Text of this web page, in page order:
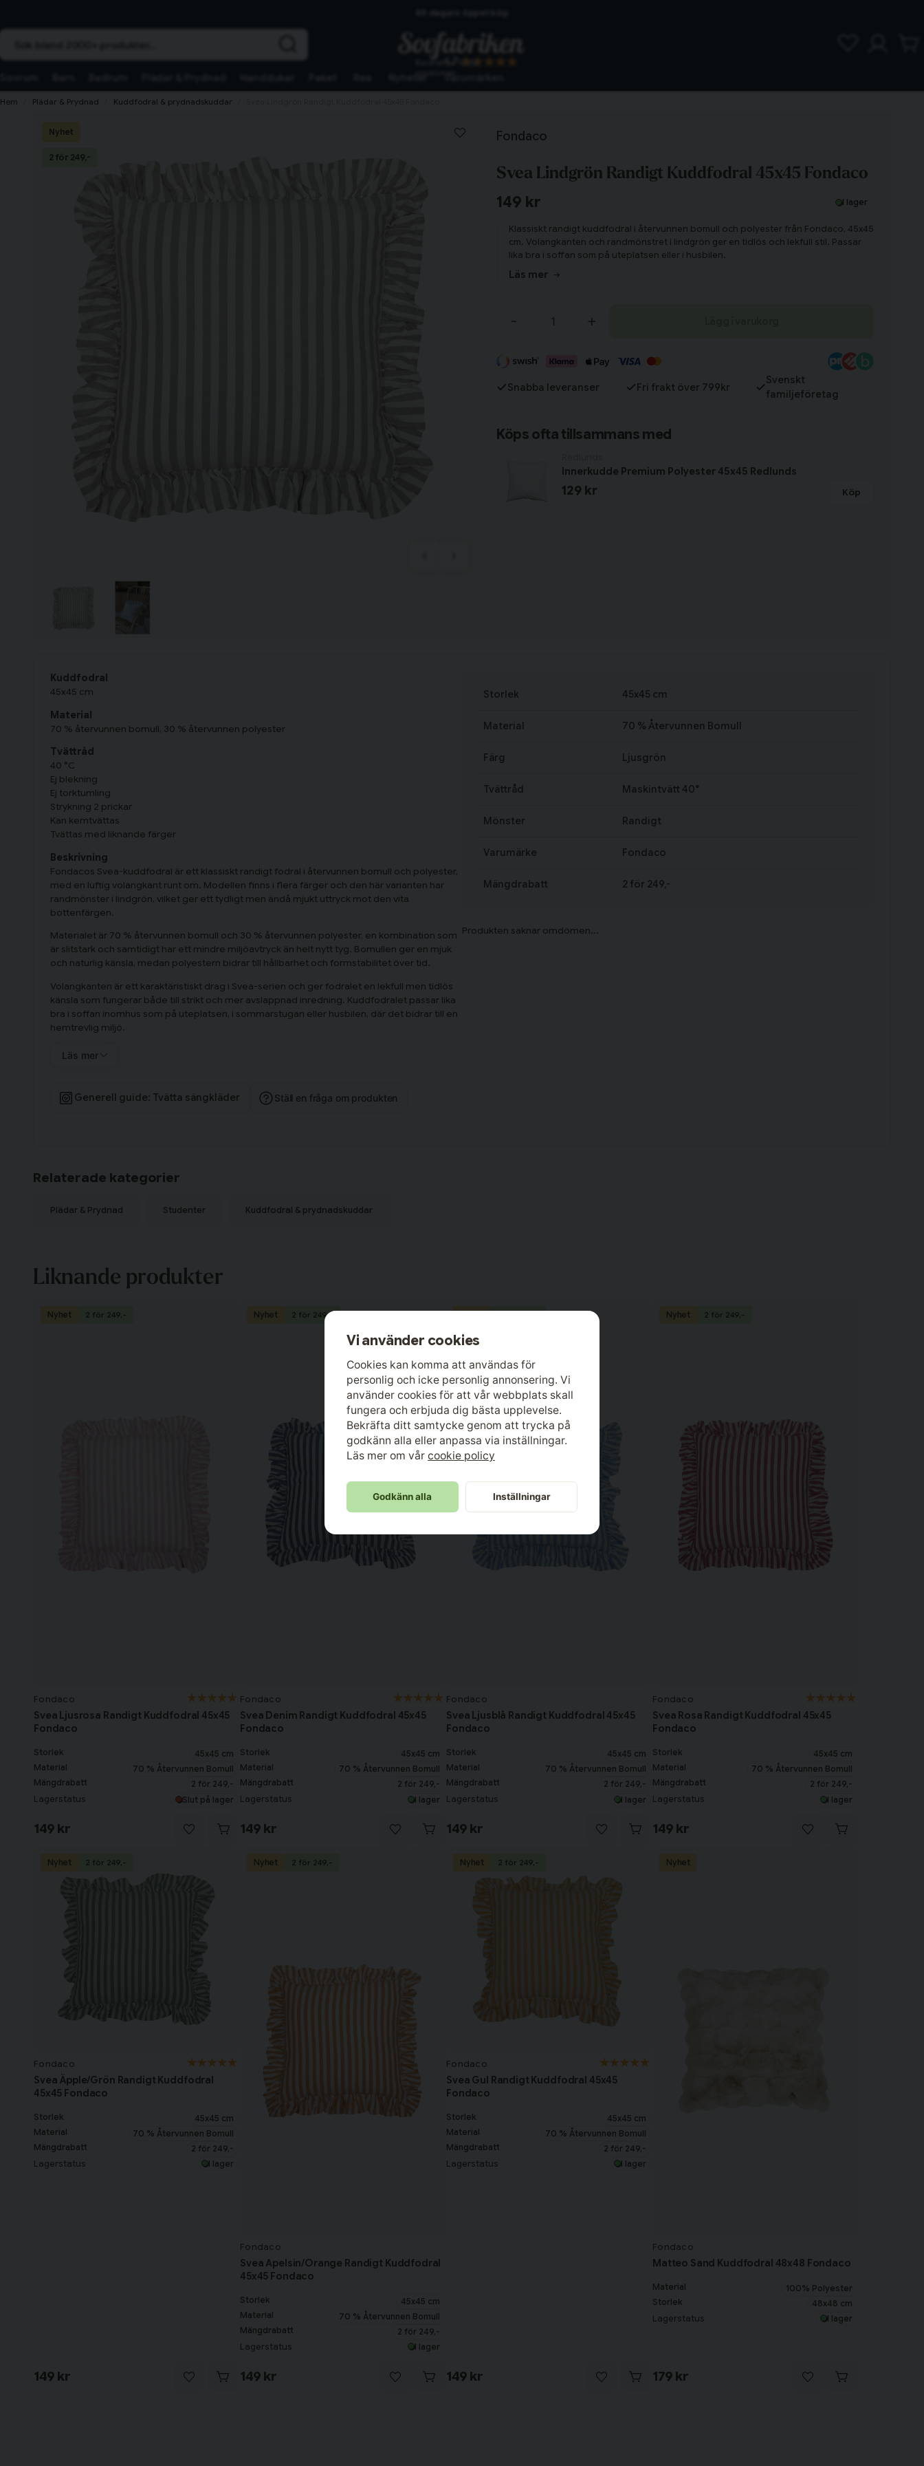
Snabba leveranser
Hem Plädar & Prydnad Kuddfodral & prydnadskuddar
Nyhet
2 för 249,-
Fondaco
Svea Lindgrön Randigt Kuddfodral 45x45 Fondaco
149 kr I lager
Klassiskt randigt kuddfodral i återvunnen bomull och polyester från Fondaco, 45x45
cm. Volangkanten och randmönstret i lindgrön ger en tidlös och lekfull stil. Passar
lika bra i soffan som på uteplatsen eller i husbilen.
Läs mer
- +
Snabba leveranser Fri frakt över 799kr
Svenskt
familjeföretag
Köps ofta tillsammans med
Innerkudde Premium Polyester 45x45 Redlunds
129 kr Köp
Kuddfodral
45x45 cm
Material
70 % återvunnen bomull, 30 % återvunnen polyester
Tvättråd
40 °C
Ej blekning
Ej torktumling
Strykning 2 prickar
Kan kemtvättas
Tvättas med liknande färger
Beskrivning
Fondacos Svea-kuddfodral är ett klassiskt randigt fodral i återvunnen bomull och polyester,
med en luftig volangkant runt om. Modellen finns i flera färger och den här varianten har
randmönster i lindgrön, vilket ger ett tydligt men ändå mjukt uttryck mot den vita
bottenfärgen.
Materialet är 70 % återvunnen bomull och 30 % återvunnen polyester, en kombination som
är slitstark och samtidigt har ett mindre miljöavtryck än helt nytt tyg. Bomullen ger en mjuk
och naturlig känsla, medan polyestern bidrar till hållbarhet och formstabilitet över tid.
Volangkanten är ett karaktäristiskt drag i Svea-serien och ger fodralet en lekfull men tidlös
känsla som fungerar både till strikt och mer avslappnad inredning. Kuddfodralet passar lika
bra i soffan inomhus som på uteplatsen, i sommarstugan eller husbilen, där det bidrar till en
hemtrevlig miljö.
Innehållsförteckning
Återvunna textilier tillverkas av återanvänt material som textilavfall eller PET-flaskor, vilket
Läs mer
Generell guide: Tvätta sängkläder Ställ en fråga om produkten
Storlek 45x45 cm
Material 70 % Återvunnen Bomull
Färg Ljusgrön
Tvättråd Maskintvätt 40°
Mönster Randigt
Varumärke Fondaco
Mängdrabatt 2 för 249,-
Relaterade kategorier
Plädar & Prydnad Studenter Kuddfodral & prydnadskuddar
Liknande produkter
Fondaco
Svea Ljusrosa Randigt Kuddfodral 45x45
Fondaco
Storlek
45x45 cm
Material
70 % Återvunnen Bomull
Mängdrabatt
2 för 249,-
Lagerstatus Slut på lager
149 kr
Nyhet 2 för 249,-
Fondaco
Svea Denim Randigt Kuddfodral 45x45
Fondaco
Storlek
45x45 cm
Material
70 % Återvunnen Bomull
Mängdrabatt
2 för 249,-
Lagerstatus I lager
149 kr
Nyhet 2 för 249,-
Fondaco
Svea Ljusblå Randigt Kuddfodral 45x45
Fondaco
Storlek
45x45 cm
Material
70 % Återvunnen Bomull
Mängdrabatt
2 för 249,-
Lagerstatus I lager
149 kr
Fondaco
Svea Rosa Randigt Kuddfodral 45x45
Fondaco
Storlek
45x45 cm
Material
70 % Återvunnen Bomull
Mängdrabatt
2 för 249,-
Lagerstatus I lager
149 kr
Nyhet 2 för 249,-
Fondaco
Svea Äpple/Grön Randigt Kuddfodral
45x45 Fondaco
Storlek
45x45 cm
Material
70 % Återvunnen Bomull
Mängdrabatt
2 för 249,-
Lagerstatus I lager
149 kr
Nyhet 2 för 249,-
Fondaco
Svea Apelsin/Orange Randigt Kuddfodral
45x45 Fondaco
Storlek
45x45 cm
Material
70 % Återvunnen Bomull
Mängdrabatt
2 för 249,-
Lagerstatus I lager
149 kr
Nyhet 2 för 249,-
Fondaco
Svea Gul Randigt Kuddfodral 45x45
Fondaco
Storlek
45x45 cm
Material
70 % Återvunnen Bomull
Mängdrabatt
2 för 249,-
Lagerstatus I lager
149 kr
Nyhet 2 för 249,-
Fondaco
Matteo Sand Kuddfodral 48x48 Fondaco
Material
100% Polyester
Storlek
48x48 cm
Lagerstatus I lager
179 kr
Nyhet
Har du alla tillbehör?
Fortsätt handla
Vi använder cookies
Cookies kan komma att användas för
personlig och icke personlig annonsering. Vi
använder cookies för att vår webbplats skall
fungera och erbjuda dig bästa upplevelse.
Bekräfta ditt samtycke genom att trycka på
godkänn alla eller anpassa via inställningar.
Läs mer om vår cookie policy
Godkänn alla Inställningar